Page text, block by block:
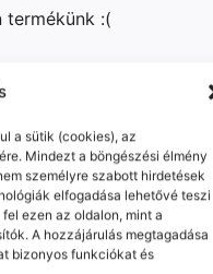
a sütik (cookies), az
Mindezt a böngészési élmény
személyre szabott hirdetések
elfogadása lehetővé teszi
ezen az oldalon, mint a
A hozzájárulás megtagadása
bizonyos funkciókat és
termékünk :(
Adatkezelési tájékoztató
Kapcsolat